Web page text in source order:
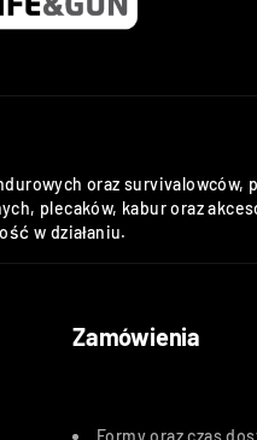
oraz survivalowców,
plecaków, kabur oraz
w działaniu.
Zamówienia
Formy oraz czas